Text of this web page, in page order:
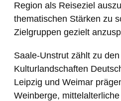
Region als Reiseziel
thematischen Stärken zu
Zielgruppen gezielt
Saale-Unstrut zählt zu
Kulturlandschaften
Leipzig und Weimar
Weinberge,